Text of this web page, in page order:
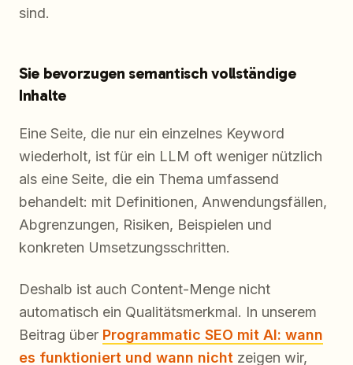
sind.
Sie bevorzugen semantisch vollständige
Inhalte
Eine Seite, die nur ein einzelnes Keyword
wiederholt, ist für ein LLM oft weniger nützlich
als eine Seite, die ein Thema umfassend
behandelt: mit Definitionen, Anwendungsfällen,
Abgrenzungen, Risiken, Beispielen und
konkreten Umsetzungsschritten.
Deshalb ist auch Content-Menge nicht
automatisch ein Qualitätsmerkmal. In unserem
Beitrag über Programmatic SEO mit AI: wann
es funktioniert und wann nicht zeigen wir,